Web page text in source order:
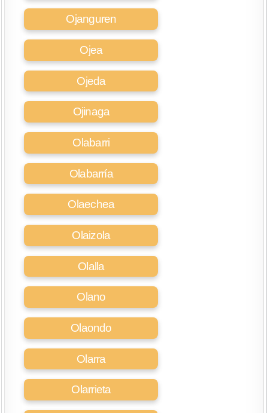
Ojanguren
Ojea
Ojeda
Ojinaga
Olabarri
Olabarría
Olaechea
Olaizola
Olalla
Olano
Olaondo
Olarra
Olarrieta